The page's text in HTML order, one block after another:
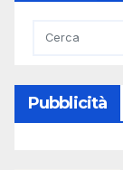
Pubblicità